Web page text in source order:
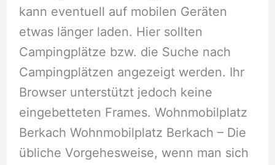
kann eventuell auf mobilen Geräten
etwas länger laden. Hier sollten
Campingplätze bzw. die Suche nach
Campingplätzen angezeigt werden. Ihr
Browser unterstützt jedoch keine
eingebetteten Frames. Wohnmobilplatz
Berkach Wohnmobilplatz Berkach – Die
übliche Vorgehesweise, wenn man sich